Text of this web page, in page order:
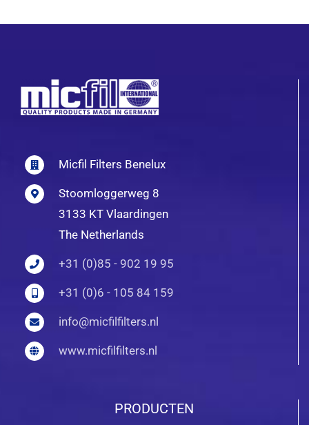
Micfil Filters Benelux
Stoomloggerweg 8
3133 KT Vlaardingen
The Netherlands
+31 (0)85 - 902 19 95
+31 (0)6 - 105 84 159
info@micfilfilters.nl
www.micfilfilters.nl
PRODUCTEN